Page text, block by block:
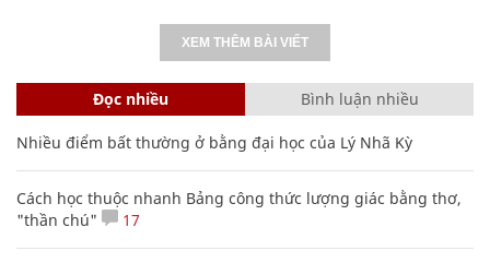
XEM THÊM BÀI VIẾT
Đọc nhiều Bình luận nhiều
Nhiều điểm bất thường ở bằng đại học của Lý Nhã Kỳ
Cách học thuộc nhanh Bảng công thức lượng giác bằng thơ,
"thần chú"
17